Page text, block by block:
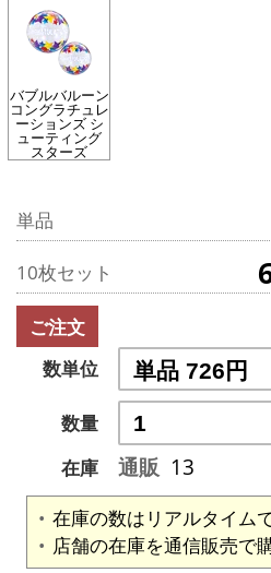
バブルバルーン
コングラチュレ
ーションズ シ
ューティング
スターズ
単品
10枚セット
ご注文
数単位
数量
在庫
通販 13
在庫の数はリアルタイム
店舗の在庫を通信販売で